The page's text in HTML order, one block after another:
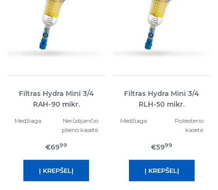
Filtras Hydra Mini 3/4
RAH-90 mikr.
Medžiaga
Nerūdijančio
plieno kasetė
€6999
Filtras Hydra Mini 3/4
RLH-50 mikr.
Medžiaga
Poliesterio
kasetė
€5999